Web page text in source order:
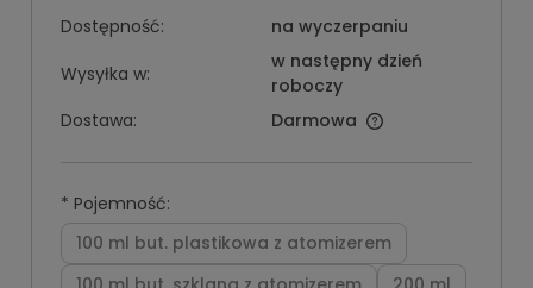
Dostępność:
na wyczerpaniu
Wysyłka w:
w następny dzień
roboczy
Dostawa:
Darmowa
* Pojemność:
100 ml but. plastikowa z atomizerem